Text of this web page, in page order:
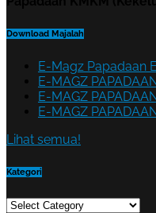
Download Majalah
E-Magz Papadaan
E-MAGZ
E-MAGZ
E-MAGZ
Lihat semua!
Kategori
Kategori